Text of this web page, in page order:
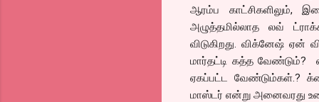
ஆரம்ப காட்சிகளிலும்,
அழுத்தமில்லாத லவ்
விடுகிறது. விக்னேஷ் ஏன்
மார்தட்டி கத்த வேண்டும்?
ஏகப்பட்ட வேண்டும்கள்.?
மாஸ்டர் என்று அனைவரது